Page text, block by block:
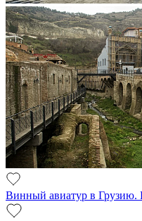
Винный авиатур в Грузию.